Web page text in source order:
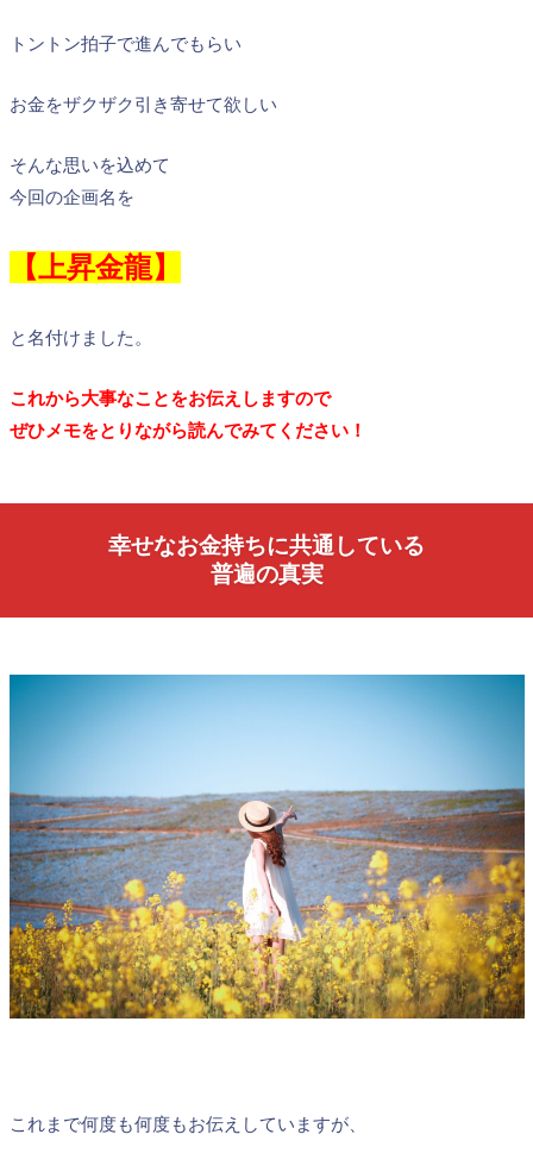
トントン拍子で進んでもらい
お金をザクザク引き寄せて欲しい
そんな思いを込めて
今回の企画名を
【上昇金龍】
と名付けました。
これから大事なことをお伝えしますので
ぜひメモをとりながら読んでみてください！
幸せなお金持ちに共通している
普遍の真実
これまで何度も何度もお伝えしていますが、